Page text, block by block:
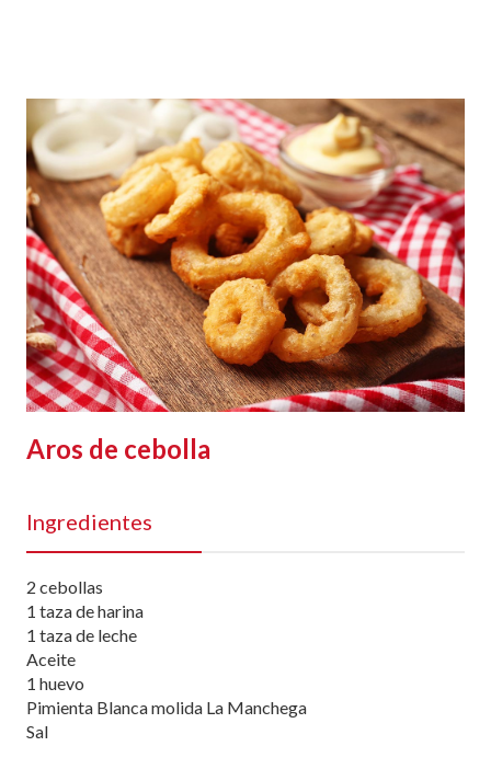
Aros de cebolla
Ingredientes
2 cebollas
1 taza de harina
1 taza de leche
Aceite
1 huevo
Pimienta Blanca molida La Manchega
Sal